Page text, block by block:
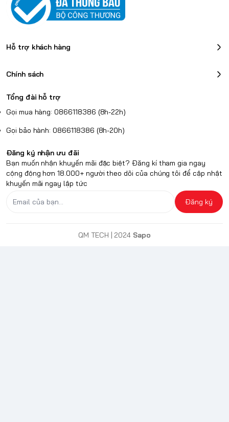
27 inch, phù hợp với tỉ lệ khung hình 16:9. Với độ phân giải 2K QHD
(2560 x 1440), màn hình mang lại hình ảnh chi tiết và sắc nét,
giúp người dùng dễ dàng nắm bắt mọi chi tiết trong game cũng
đảm bảo góc nhìn rộng và màu sắc đồng nhất, giúp bạn có trải
Hỗ trợ khách hàng
Chính sách
Tổng đài hỗ trợ
Gọi mua hàng: 0866118386 (8h-22h)
Gọi bảo hành: 0866118386 (8h-20h)
Đăng ký nhận ưu đãi
Bạn muốn nhận khuyến mãi đặc biệt? Đăng kí tham gia ngay
cộng động hơn 18.000+ người theo dõi của chúng tôi để cập nhật
khuyến mãi ngay lập tức
Đăng ký
QM TECH | 2024 Sapo